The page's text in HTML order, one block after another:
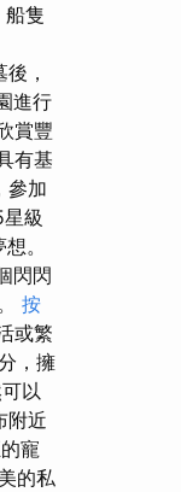
船隻
，
進行
賞豐
有基
參加
級
。
閃閃
按
或繁
，擁
以
附近
寵
的私